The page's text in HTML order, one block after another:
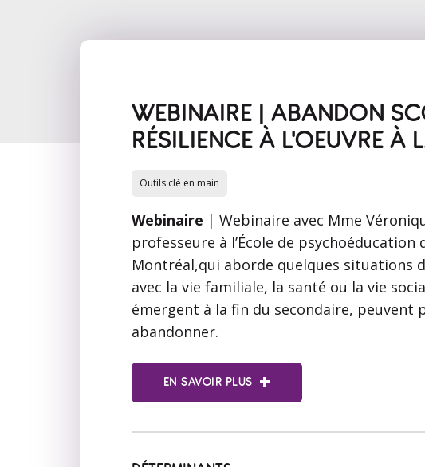
WEBINAIRE | ABANDON
RÉSILIENCE À L'OEUVRE À
Outils clé en main
Webinaire | Webinaire avec Mme
professeure à l’École de psychoéducation
Montréal,qui aborde quelques situations
avec la vie familiale, la santé ou la vie
émergent à la fin du secondaire, peuvent
abandonner.
EN SAVOIR PLUS